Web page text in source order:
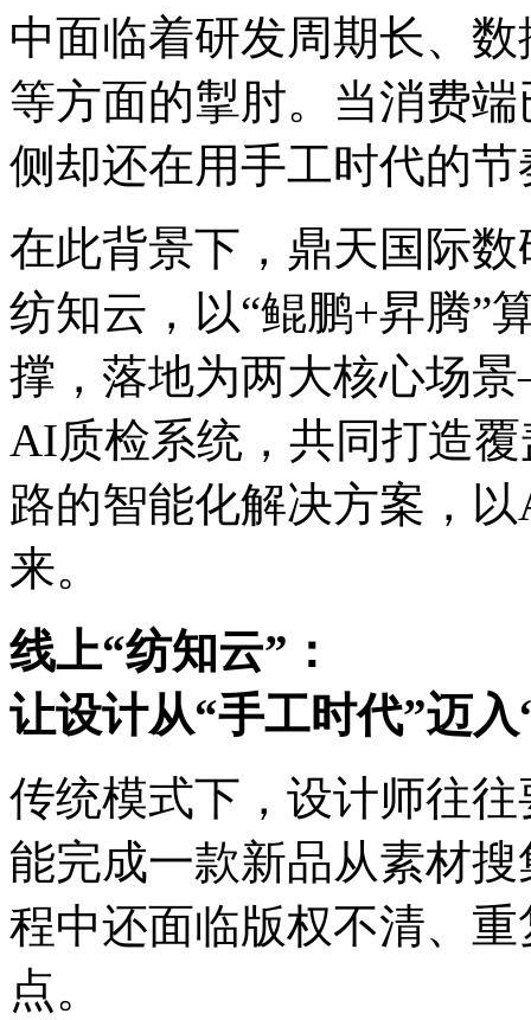
中面临着研发周期长、
等方面的掣肘。当消费端
侧却还在用手工时代的
在此背景下，鼎天国
纺知云，以“鲲鹏+昇
撑，落地为两大核心
AI质检系统，共同打
路的智能化解决方案
来。
线上“纺知云”：
让设计从“手工时代”迈
传统模式下，设计师往
能完成一款新品从素材搜
程中还面临版权不清、
点。